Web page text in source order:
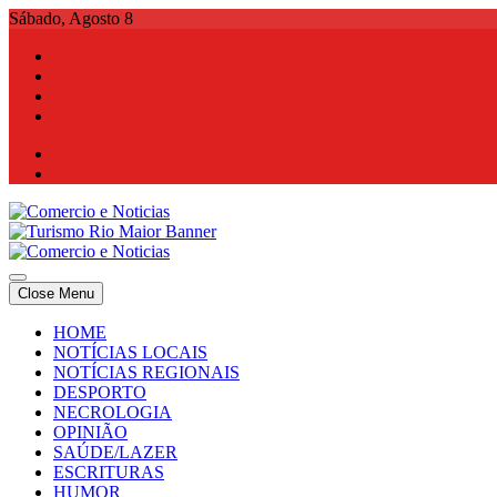
Skip
content
Sábado, Agosto 8
Comercio e Noticias
Notícias e Publicidade Online
Comercio e Noticias
Notícias e Publicidade Online
Close Menu
HOME
NOTÍCIAS LOCAIS
NOTÍCIAS REGIONAIS
DESPORTO
NECROLOGIA
OPINIÃO
SAÚDE/LAZER
ESCRITURAS
HUMOR